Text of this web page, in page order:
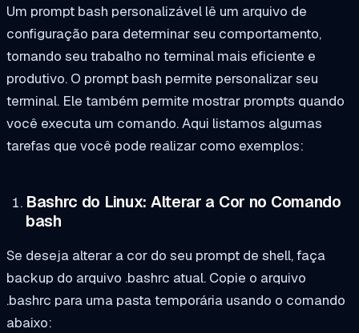
Um prompt bash personalizável lê um arquivo de
configuração para determinar seu comportamento,
tornando seu trabalho no terminal mais eficiente e
produtivo. O prompt bash permite personalizar seu
terminal. Ele também permite mostrar prompts quando
você executa um comando. Aqui listamos algumas
tarefas que você pode realizar como exemplos:
Bashrc do Linux: Alterar a Cor no Comando
bash
Se deseja alterar a cor do seu prompt de shell, faça
backup do arquivo .bashrc atual. Copie o arquivo
.bashrc para uma pasta temporária usando o comando
abaixo: